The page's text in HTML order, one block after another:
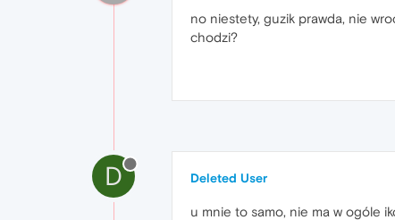
no niestety, guzik prawda, nie
chodzi?
D Deleted User
u mnie to samo, nie ma w ogóle